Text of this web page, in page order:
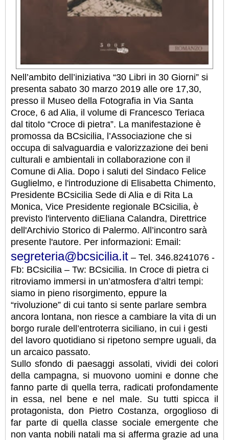
Nell’ambito dell’iniziativa “30 Libri in 30 Giorni” si
presenta sabato 30 marzo 2019 alle ore 17,30,
presso il Museo della Fotografia in Via Santa
Croce, 6 ad Alia, il volume di Francesco Teriaca
dal titolo “Croce di pietra”. La manifestazione è
promossa da BCsicilia, l’Associazione che si
occupa di salvaguardia e valorizzazione dei beni
culturali e ambientali in collaborazione con il
Comune di Alia. Dopo i saluti del Sindaco Felice
Guglielmo, e l'introduzione di Elisabetta Chimento,
Presidente BCsicilia Sede di Alia e di Rita La
Monica, Vice Presidente regionale BCsicilia, è
previsto l'intervento diEliana Calandra, Direttrice
dell'Archivio Storico di Palermo. All’incontro sarà
presente l'autore. Per informazioni: Email:
segreteria@bcsicilia.it – Tel. 346.8241076 -
Fb: BCsicilia – Tw: BCsicilia. In Croce di pietra ci
ritroviamo immersi in un’atmosfera d’altri tempi:
siamo in pieno risorgimento, eppure la
“rivoluzione” di cui tanto si sente parlare sembra
ancora lontana, non riesce a cambiare la vita di un
borgo rurale dell’entroterra siciliano, in cui i gesti
del lavoro quotidiano si ripetono sempre uguali, da
un arcaico passato.
Sullo sfondo di paesaggi assolati, vividi dei colori
della campagna, si muovono uomini e donne che
fanno parte di quella terra, radicati profondamente
in essa, nel bene e nel male. Su tutti spicca il
protagonista, don Pietro Costanza, orgoglioso di
far parte di quella classe sociale emergente che
non vanta nobili natali ma si afferma grazie ad una